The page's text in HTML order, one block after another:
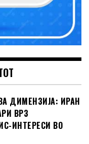
ДИМЕНЗИЈА: ИРАН
ВРЗ
ИНТЕРЕСИ ВО